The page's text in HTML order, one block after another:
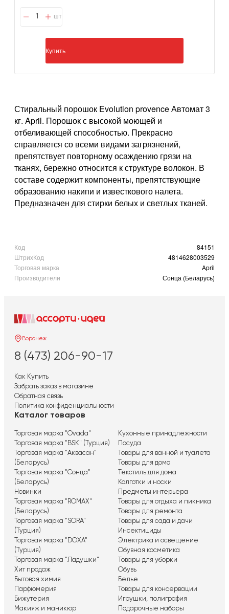
шт
Купить
Стиральный порошок Evolution provence Автомат 3
кг. April. Порошок с высокой моющей и
отбеливающей способностью. Прекрасно
справляется со всеми видами загрязнений,
препятствует повторному осаждению грязи на
тканях, бережно относится к структуре волокон. В
составе содержит компоненты, препятствующие
образованию накипи и известкового налета.
Предназначен для стирки белых и светлых тканей.
Код
84151
ШтрихКод
4814628003529
Торговая марка
April
Производители
Сонца (Беларусь)
Воронеж
8 (473) 206-90-17
Как Купить
Забрать заказ в магазине
Обратная связь
Политика конфиденциальности
Каталог товаров
Торговая марка "Ovada"
Торговая марка "BSK" (Турция)
Торговая марка "Аквасан"
(Беларусь)
Торговая марка "Сонца"
(Беларусь)
Новинки
Торговая марка "ROMAX"
(Беларусь)
Торговая марка "SORA"
(Турция)
Торговая марка "DOXA"
(Турция)
Торговая марка "Ладушки"
Хит продаж
Бытовая химия
Парфюмерия
Бижутерия
Макияж и маникюр
Кухонные принадлежности
Посуда
Товары для ванной и туалета
Товары для дома
Текстиль для дома
Колготки и носки
Предметы интерьера
Товары для отдыха и пикника
Товары для ремонта
Товары для сада и дачи
Инсектициды
Электрика и освещение
Обувная косметика
Товары для уборки
Обувь
Белье
Товары для консервации
Игрушки, полиграфия
Подарочные наборы